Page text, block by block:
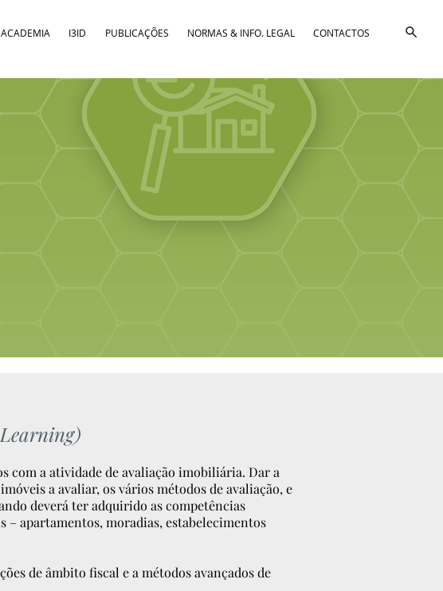
ACADEMIA I3ID PUBLICAÇÕES NORMAS & INFO. LEGAL CONTACTOS
)
com a atividade de avaliação imobiliária. Dar a
a avaliar, os vários métodos de avaliação, e
deverá ter adquirido as competências
– apartamentos, moradias, estabelecimentos
de âmbito fiscal e a métodos avançados de